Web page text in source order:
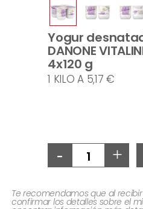
Yogur
DANONE
4x120 g
1 KILO A 5,17 €
- +
Te recomendamos que al
confirmar los detalles sobre el